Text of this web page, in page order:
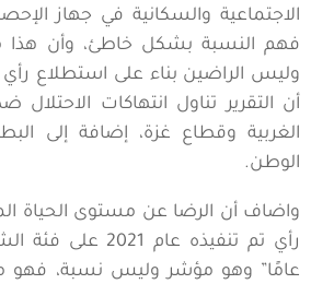
الاجتماعية والسكانية في جهاز
فهم النسبة بشكل خاطئ، وأن هذا
وليس الراضين بناء على استطلاع
أن التقرير تناول انتهاكات
الغربية وقطاع غزة، إضافة إلى
الوطن.
واضاف أن الرضا عن مستوى الحياة
عامًا” وهو مؤشر وليس نسبة،